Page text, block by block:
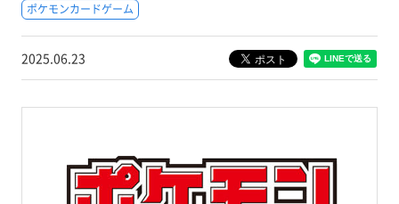
ポケモンカードゲーム
2025.06.23